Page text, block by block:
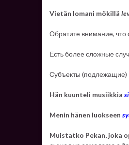
Vietän lomani mökillä
Обратите внимание, что
Есть более сложные
Субъекты (подлежащие)
Hän kuunteli musiikkia
Menin hänen luokseen
Muistatko Pekan, joka